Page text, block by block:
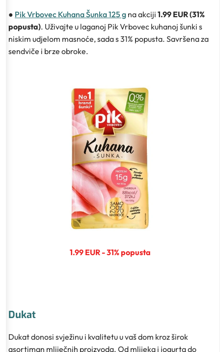
● Pik Vrbovec Kuhana Šunka 125 g na akciji 1.99 EUR (31%
popusta). Uživajte u laganoj Pik Vrbovec kuhanoj šunki s
niskim udjelom masnoće, sada s 31% popusta. Savršena za
sendviče i brze obroke.
1.99 EUR - 31% popusta
Dukat
Dukat donosi svježinu i kvalitetu u vaš dom kroz širok
asortiman mliječnih proizvoda. Od mlijeka i jogurta do